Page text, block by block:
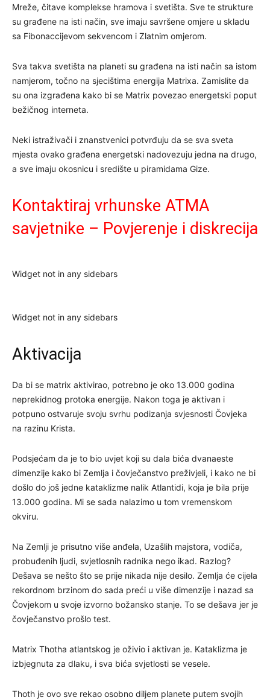
Mreže, čitave komplekse hramova i svetišta. Sve te strukture
su građene na isti način, sve imaju savršene omjere u skladu
sa Fibonaccijevom sekvencom i Zlatnim omjerom.
Sva takva svetišta na planeti su građena na isti način sa istom
namjerom, točno na sjecištima energija Matrixa. Zamislite da
su ona izgrađena kako bi se Matrix povezao energetski poput
bežičnog interneta.
Neki istraživači i znanstvenici potvrđuju da se sva sveta
mjesta ovako građena energetski nadovezuju jedna na drugo,
a sve imaju okosnicu i središte u piramidama Gize.
Kontaktiraj vrhunske ATMA
savjetnike – Povjerenje i diskrecija
Widget not in any sidebars
Widget not in any sidebars
Aktivacija
Da bi se matrix aktivirao, potrebno je oko 13.000 godina
neprekidnog protoka energije. Nakon toga je aktivan i
potpuno ostvaruje svoju svrhu podizanja svjesnosti Čovjeka
na razinu Krista.
Podsjećam da je to bio uvjet koji su dala bića dvanaeste
dimenzije kako bi Zemlja i čovječanstvo preživjeli, i kako ne bi
došlo do još jedne kataklizme nalik Atlantidi, koja je bila prije
13.000 godina. Mi se sada nalazimo u tom vremenskom
okviru.
Na Zemlji je prisutno više anđela, Uzašlih majstora, vodiča,
probuđenih ljudi, svjetlosnih radnika nego ikad. Razlog?
Dešava se nešto što se prije nikada nije desilo. Zemlja će cijela
rekordnom brzinom do sada preći u više dimenzije i nazad sa
Čovjekom u svoje izvorno božansko stanje. To se dešava jer je
čovječanstvo prošlo test.
Matrix Thotha atlantskog je oživio i aktivan je. Kataklizma je
izbjegnuta za dlaku, i sva bića svjetlosti se vesele.
Thoth je ovo sve rekao osobno diljem planete putem svojih